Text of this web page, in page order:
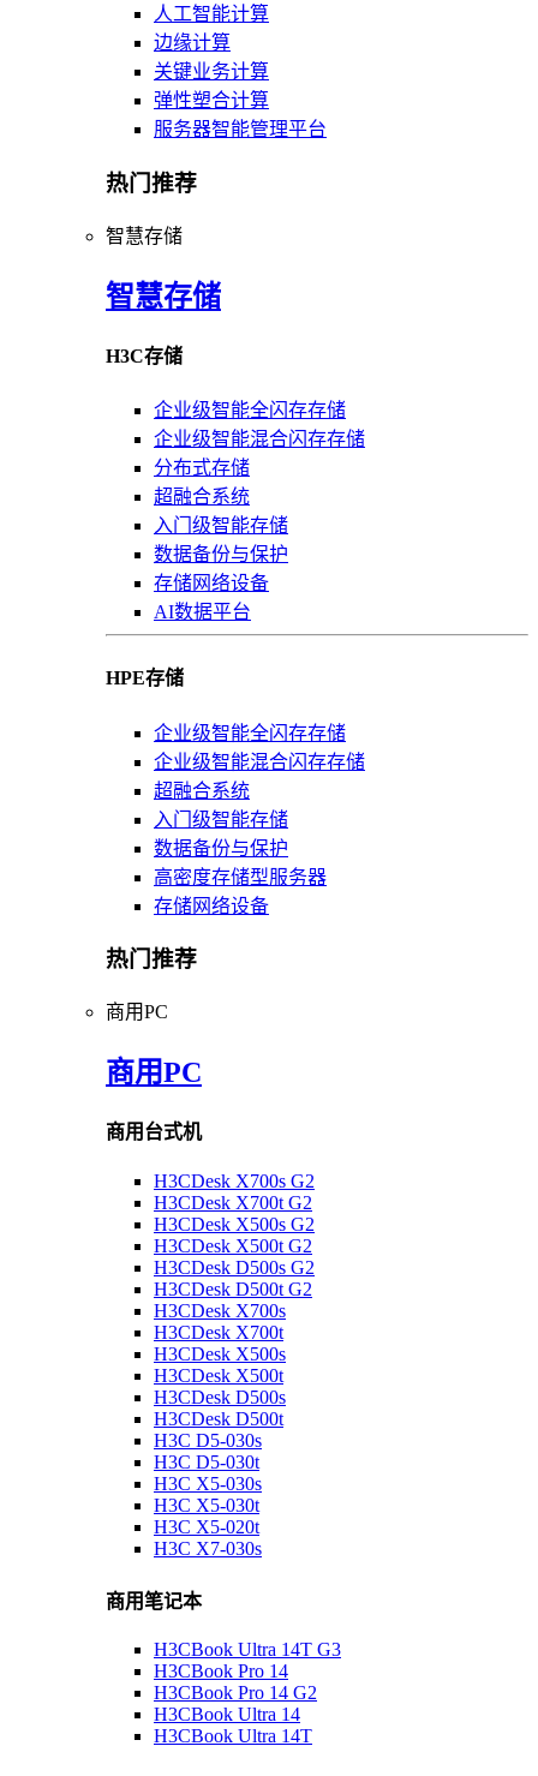
人工智能计算
边缘计算
关键业务计算
弹性塑合计算
服务器智能管理平台
热门推荐
智慧存储
智慧存储
H3C存储
企业级智能全闪存存储
企业级智能混合闪存存储
分布式存储
超融合系统
入门级智能存储
数据备份与保护
存储网络设备
AI数据平台
HPE存储
企业级智能全闪存存储
企业级智能混合闪存存储
超融合系统
入门级智能存储
数据备份与保护
高密度存储型服务器
存储网络设备
热门推荐
商用PC
商用PC
商用台式机
H3CDesk X700s G2
H3CDesk X700t G2
H3CDesk X500s G2
H3CDesk X500t G2
H3CDesk D500s G2
H3CDesk D500t G2
H3CDesk X700s
H3CDesk X700t
H3CDesk X500s
H3CDesk X500t
H3CDesk D500s
H3CDesk D500t
H3C D5-030s
H3C D5-030t
H3C X5-030s
H3C X5-030t
H3C X5-020t
H3C X7-030s
商用笔记本
H3CBook Ultra 14T G3
H3CBook Pro 14
H3CBook Pro 14 G2
H3CBook Ultra 14
H3CBook Ultra 14T